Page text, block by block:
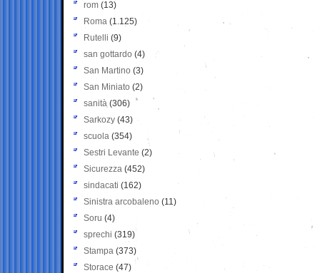
rom (13)
Roma (1.125)
Rutelli (9)
san gottardo (4)
San Martino (3)
San Miniato (2)
sanità (306)
Sarkozy (43)
scuola (354)
Sestri Levante (2)
Sicurezza (452)
sindacati (162)
Sinistra arcobaleno (11)
Soru (4)
sprechi (319)
Stampa (373)
Storace (47)